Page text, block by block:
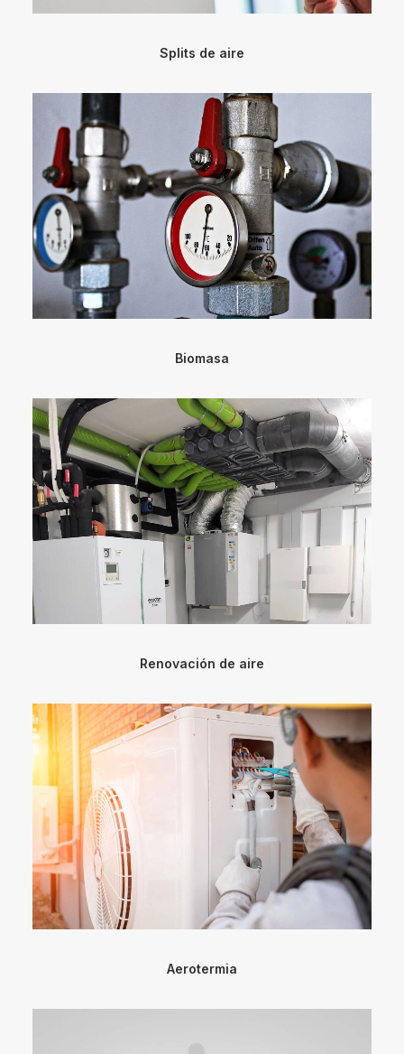
Splits de aire
Biomasa
Renovación de aire
Aerotermia